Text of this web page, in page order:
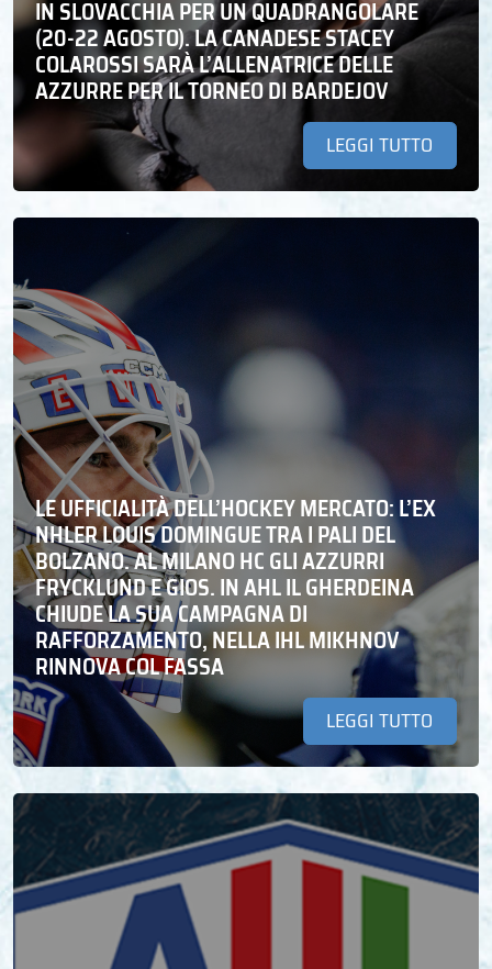
IN SLOVACCHIA PER UN QUADRANGOLARE
(20-22 AGOSTO). LA CANADESE STACEY
COLAROSSI SARÀ L’ALLENATRICE DELLE
AZZURRE PER IL TORNEO DI BARDEJOV
LEGGI TUTTO
LE UFFICIALITÀ DELL’HOCKEY MERCATO: L’EX
NHLER LOUIS DOMINGUE TRA I PALI DEL
BOLZANO. AL MILANO HC GLI AZZURRI
FRYCKLUND E GIOS. IN AHL IL GHERDEINA
CHIUDE LA SUA CAMPAGNA DI
RAFFORZAMENTO, NELLA IHL MIKHNOV
RINNOVA COL FASSA
LEGGI TUTTO